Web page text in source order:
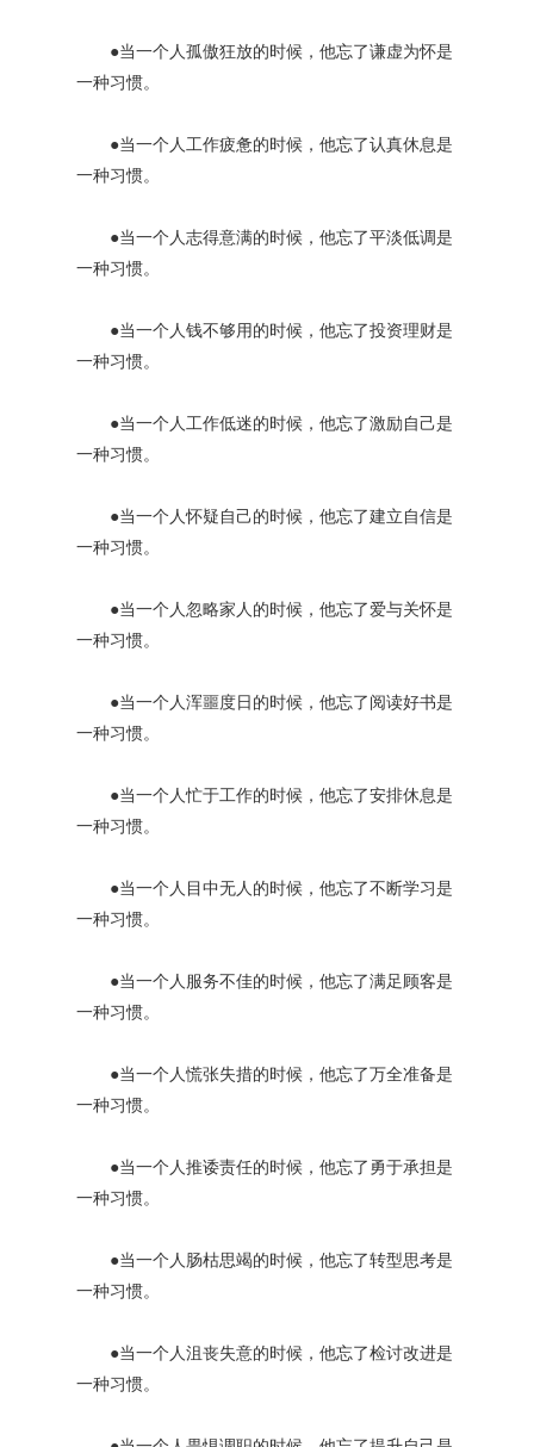
●当一个人孤傲狂放的时候，他忘了谦虚为怀是
一种习惯。
●当一个人工作疲惫的时候，他忘了认真休息是
一种习惯。
●当一个人志得意满的时候，他忘了平淡低调是
一种习惯。
●当一个人钱不够用的时候，他忘了投资理财是
一种习惯。
●当一个人工作低迷的时候，他忘了激励自己是
一种习惯。
●当一个人怀疑自己的时候，他忘了建立自信是
一种习惯。
●当一个人忽略家人的时候，他忘了爱与关怀是
一种习惯。
●当一个人浑噩度日的时候，他忘了阅读好书是
一种习惯。
●当一个人忙于工作的时候，他忘了安排休息是
一种习惯。
●当一个人目中无人的时候，他忘了不断学习是
一种习惯。
●当一个人服务不佳的时候，他忘了满足顾客是
一种习惯。
●当一个人慌张失措的时候，他忘了万全准备是
一种习惯。
●当一个人推诿责任的时候，他忘了勇于承担是
一种习惯。
●当一个人肠枯思竭的时候，他忘了转型思考是
一种习惯。
●当一个人沮丧失意的时候，他忘了检讨改进是
一种习惯。